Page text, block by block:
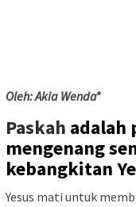
Oleh: Akia Wenda*
Paskah adalah
mengenang
kebangkitan
Yesus mati untuk